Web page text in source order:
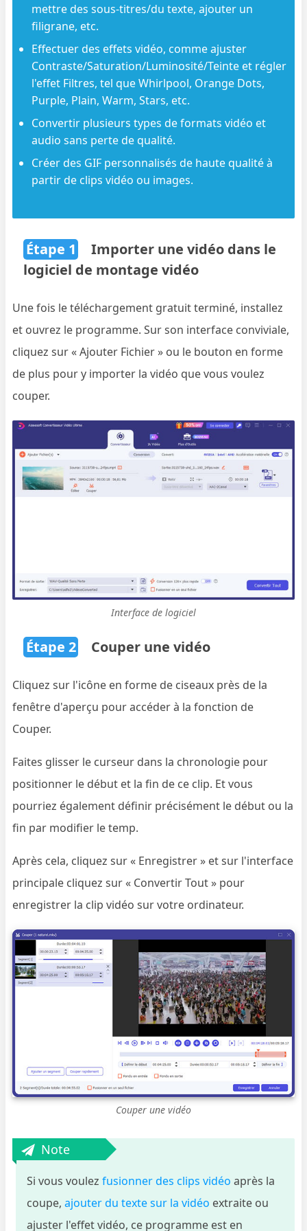
mettre des sous-titres/du texte, ajouter un
filigrane, etc.
Effectuer des effets vidéo, comme ajuster
Contraste/Saturation/Luminosité/Teinte et régler
l'effet Filtres, tel que Whirlpool, Orange Dots,
Purple, Plain, Warm, Stars, etc.
Convertir plusieurs types de formats vidéo et
audio sans perte de qualité.
Créer des GIF personnalisés de haute qualité à
partir de clips vidéo ou images.
Étape 1
Importer une vidéo dans le
logiciel de montage vidéo
Une fois le téléchargement gratuit terminé, installez
et ouvrez le programme. Sur son interface conviviale,
cliquez sur « Ajouter Fichier » ou le bouton en forme
de plus pour y importer la vidéo que vous voulez
couper.
Interface de logiciel
Étape 2 Couper une vidéo
Cliquez sur l'icône en forme de ciseaux près de la
fenêtre d'aperçu pour accéder à la fonction de
Couper.
Faites glisser le curseur dans la chronologie pour
positionner le début et la fin de ce clip. Et vous
pourriez également définir précisément le début ou la
fin par modifier le temp.
Après cela, cliquez sur « Enregistrer » et sur l'interface
principale cliquez sur « Convertir Tout » pour
enregistrer la clip vidéo sur votre ordinateur.
Couper une vidéo
Note
Si vous voulezfusionner des clips vidéo après la
coupe,ajouter du texte sur la vidéo extraite ou
ajuster l'effet vidéo, ce programme est en